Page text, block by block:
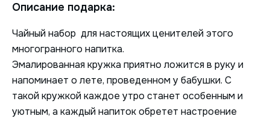
Описание подарка:
Чайный набор для настоящих ценителей этого
многогранного напитка.
Эмалированная кружка приятно ложится в руку и
напоминает о лете, проведенном у бабушки. С
такой кружкой каждое утро станет особенным и
уютным, а каждый напиток обретет настроение